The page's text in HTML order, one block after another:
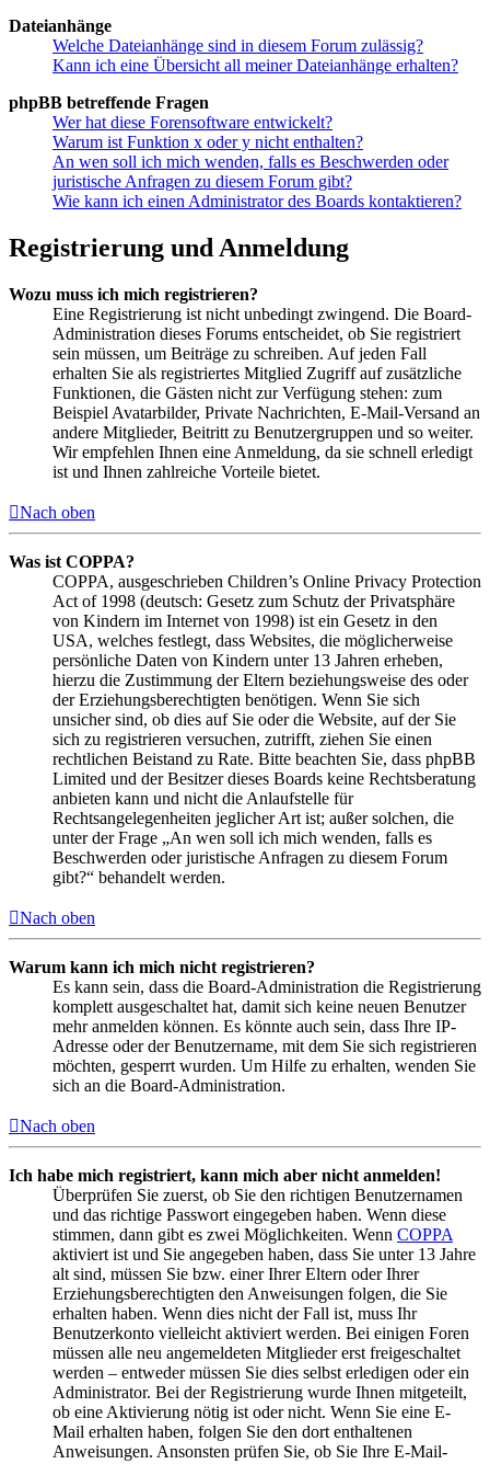
Dateianhänge
Welche Dateianhänge sind in diesem Forum zulässig?
Kann ich eine Übersicht all meiner Dateianhänge erhalten?
phpBB betreffende Fragen
Wer hat diese Forensoftware entwickelt?
Warum ist Funktion x oder y nicht enthalten?
An wen soll ich mich wenden, falls es Beschwerden oder
juristische Anfragen zu diesem Forum gibt?
Wie kann ich einen Administrator des Boards kontaktieren?
Registrierung und Anmeldung
Wozu muss ich mich registrieren?
Eine Registrierung ist nicht unbedingt zwingend. Die Board-
Administration dieses Forums entscheidet, ob Sie registriert
sein müssen, um Beiträge zu schreiben. Auf jeden Fall
erhalten Sie als registriertes Mitglied Zugriff auf zusätzliche
Funktionen, die Gästen nicht zur Verfügung stehen: zum
Beispiel Avatarbilder, Private Nachrichten, E-Mail-Versand an
andere Mitglieder, Beitritt zu Benutzergruppen und so weiter.
Wir empfehlen Ihnen eine Anmeldung, da sie schnell erledigt
ist und Ihnen zahlreiche Vorteile bietet.
Nach oben
Was ist COPPA?
COPPA, ausgeschrieben Children’s Online Privacy Protection
Act of 1998 (deutsch: Gesetz zum Schutz der Privatsphäre
von Kindern im Internet von 1998) ist ein Gesetz in den
USA, welches festlegt, dass Websites, die möglicherweise
persönliche Daten von Kindern unter 13 Jahren erheben,
hierzu die Zustimmung der Eltern beziehungsweise des oder
der Erziehungsberechtigten benötigen. Wenn Sie sich
unsicher sind, ob dies auf Sie oder die Website, auf der Sie
sich zu registrieren versuchen, zutrifft, ziehen Sie einen
rechtlichen Beistand zu Rate. Bitte beachten Sie, dass phpBB
Limited und der Besitzer dieses Boards keine Rechtsberatung
anbieten kann und nicht die Anlaufstelle für
Rechtsangelegenheiten jeglicher Art ist; außer solchen, die
unter der Frage „An wen soll ich mich wenden, falls es
Beschwerden oder juristische Anfragen zu diesem Forum
gibt?“ behandelt werden.
Nach oben
Warum kann ich mich nicht registrieren?
Es kann sein, dass die Board-Administration die Registrierung
komplett ausgeschaltet hat, damit sich keine neuen Benutzer
mehr anmelden können. Es könnte auch sein, dass Ihre IP-
Adresse oder der Benutzername, mit dem Sie sich registrieren
möchten, gesperrt wurden. Um Hilfe zu erhalten, wenden Sie
sich an die Board-Administration.
Nach oben
Ich habe mich registriert, kann mich aber nicht anmelden!
Überprüfen Sie zuerst, ob Sie den richtigen Benutzernamen
und das richtige Passwort eingegeben haben. Wenn diese
stimmen, dann gibt es zwei Möglichkeiten. Wenn COPPA
aktiviert ist und Sie angegeben haben, dass Sie unter 13 Jahre
alt sind, müssen Sie bzw. einer Ihrer Eltern oder Ihrer
Erziehungsberechtigten den Anweisungen folgen, die Sie
erhalten haben. Wenn dies nicht der Fall ist, muss Ihr
Benutzerkonto vielleicht aktiviert werden. Bei einigen Foren
müssen alle neu angemeldeten Mitglieder erst freigeschaltet
werden – entweder müssen Sie dies selbst erledigen oder ein
Administrator. Bei der Registrierung wurde Ihnen mitgeteilt,
ob eine Aktivierung nötig ist oder nicht. Wenn Sie eine E-
Mail erhalten haben, folgen Sie den dort enthaltenen
Anweisungen. Ansonsten prüfen Sie, ob Sie Ihre E-Mail-